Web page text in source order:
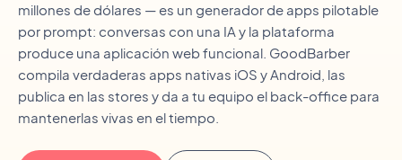
millones de dólares — es un generador de apps pilotable
por prompt: conversas con una IA y la plataforma
produce una aplicación web funcional. GoodBarber
compila verdaderas apps nativas iOS y Android, las
publica en las stores y da a tu equipo el back-office para
mantenerlas vivas en el tiempo.